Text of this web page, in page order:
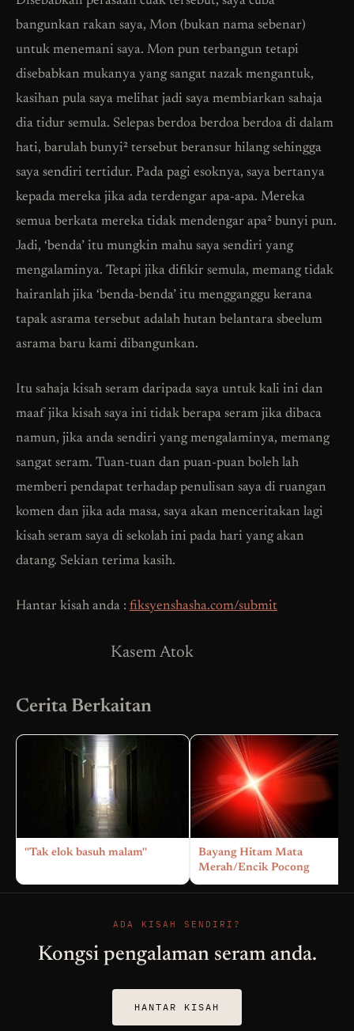
bangunkan rakan saya, Mon (bukan nama sebenar)
untuk menemani saya. Mon pun terbangun tetapi
disebabkan mukanya yang sangat nazak mengantuk,
kasihan pula saya melihat jadi saya membiarkan sahaja
dia tidur semula. Selepas berdoa berdoa berdoa di dalam
hati, barulah bunyi² tersebut beransur hilang sehingga
saya sendiri tertidur. Pada pagi esoknya, saya bertanya
kepada mereka jika ada terdengar apa-apa. Mereka
semua berkata mereka tidak mendengar apa² bunyi pun.
Jadi, ‘benda’ itu mungkin mahu saya sendiri yang
mengalaminya. Tetapi jika difikir semula, memang tidak
hairanlah jika ‘benda-benda’ itu mengganggu kerana
tapak asrama tersebut adalah hutan belantara sbeelum
asrama baru kami dibangunkan.
Itu sahaja kisah seram daripada saya untuk kali ini dan
maaf jika kisah saya ini tidak berapa seram jika dibaca
namun, jika anda sendiri yang mengalaminya, memang
sangat seram. Tuan-tuan dan puan-puan boleh lah
memberi pendapat terhadap penulisan saya di ruangan
komen dan jika ada masa, saya akan menceritakan lagi
kisah seram saya di sekolah ini pada hari yang akan
datang. Sekian terima kasih.
Hantar kisah anda : fiksyenshasha.com/submit
Kasem Atok
Cerita Berkaitan
''Tak elok basuh malam''
Bayang Hitam Mata
Merah/Encik Pocong
ADA KISAH SENDIRI?
Kongsi pengalaman seram anda.
HANTAR KISAH